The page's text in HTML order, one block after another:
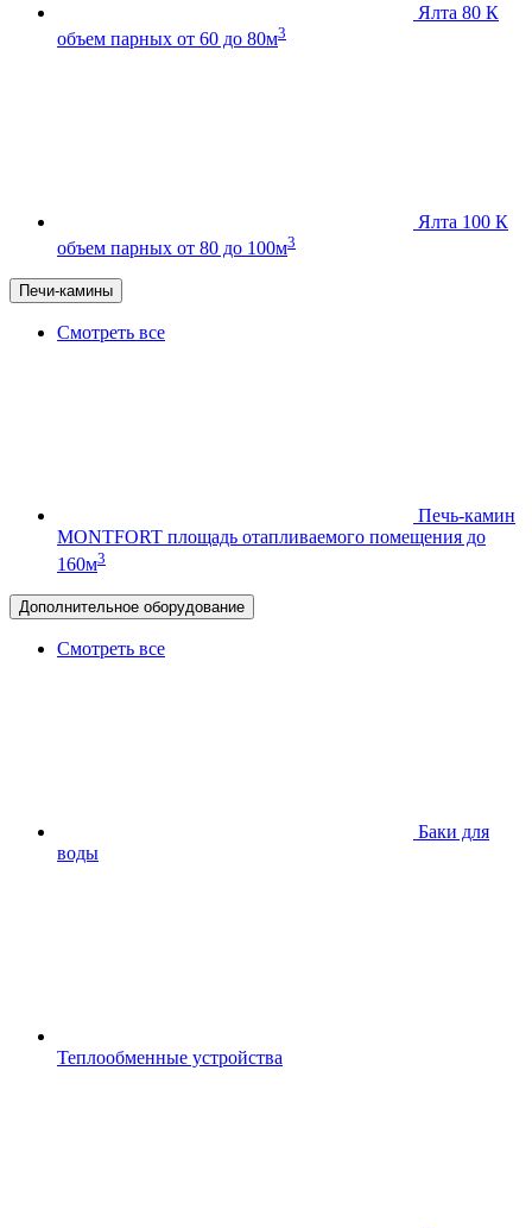
Ялта 80 К
объем парных от 60 до 80м3
Ялта 100 К
объем парных от 80 до 100м3
Печи-камины
Смотреть все
Печь-камин
MONTFORT площадь отапливаемого помещения до
160м3
Дополнительное оборудование
Смотреть все
Баки для
воды
Теплообменные устройства